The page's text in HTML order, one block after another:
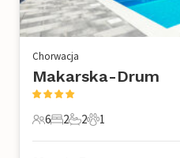
Chorwacja
Makarska-Drum
6 Goście
6
2 Sypialnie
2
2 Łazienki
2
1 Zwierzę domowe
1